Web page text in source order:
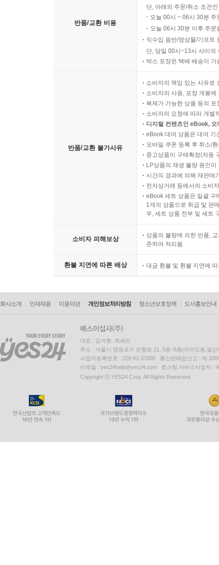
반품/교환 비용
단, 아래의 주문/취소 조건
오늘 00시 ~ 06시 30분
오늘 06시 30분 이후 주
직수입 음반/영상물/기프트
단, 당일 00시~13시 사이의
박스 포장은 택배 배송이
반품/교환 불가사유
소비자의 책임 있는 사유로
소비자의 사용, 포장 개봉
복제가 가능한 상품 등의
소비자의 요청에 따라 개별
디지털 컨텐츠인 eBook,
eBook 대여 상품은 대여 기
모바일 쿠폰 등록 후 취소/
중고상품이 구매확정(자동
LP상품의 재생 불량 원인
시간의 경과에 의해 재판매
전자상거래 등에서의 소비
eBook 세트 상품은 일괄 구
1개의 상품으로 취급 및 판
우, 세트 상품 전부 및 세트
소비자 피해보상
상품의 불량에 의한 반품,
준하여 처리됨
환불 지연에 따른 배상 대금 환불 및 환불 지연에
회사소개 인재채용 이용약관 개인정보처리방침 청소년보호정책 도서홍보안내
대표 : 김석환, 최세라
주소 : 서울시 영등포구 은행로 11, 5층~6층(여의도동,일신
사업자등록번호 : 229-81-37000 통신판매업신고 : 제
이메일 : yes24help@yes24.com 호스팅 서비스사업자 :
Copyright ⓒ YES24 Corp. All Rights Reserved.